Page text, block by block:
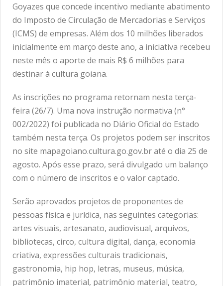
Goyazes que concede incentivo mediante abatimento
do Imposto de Circulação de Mercadorias e Serviços
(ICMS) de empresas. Além dos 10 milhões liberados
inicialmente em março deste ano, a iniciativa recebeu
neste mês o aporte de mais R$ 6 milhões para
destinar à cultura goiana.
As inscrições no programa retornam nesta terça-
feira (26/7). Uma nova instrução normativa (n°
002/2022) foi publicada no Diário Oficial do Estado
também nesta terça. Os projetos podem ser inscritos
no site mapagoiano.cultura.go.gov.br até o dia 25 de
agosto. Após esse prazo, será divulgado um balanço
com o número de inscritos e o valor captado.
Serão aprovados projetos de proponentes de
pessoas física e jurídica, nas seguintes categorias:
artes visuais, artesanato, audiovisual, arquivos,
bibliotecas, circo, cultura digital, dança, economia
criativa, expressões culturais tradicionais,
gastronomia, hip hop, letras, museus, música,
patrimônio imaterial, patrimônio material, teatro,